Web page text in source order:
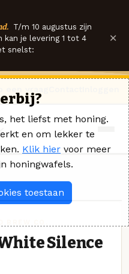
T/m 10 augustus zijn
kan je levering 1 tot 4
snelst:
×
Silence
het liefst met honing.
en om lekker te
Klik hier voor meer
honingwafels.
toestaan